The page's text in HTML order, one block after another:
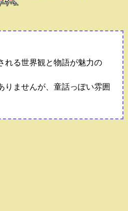
れる世界観と物語が魅力の
りませんが、童話っぽい雰囲